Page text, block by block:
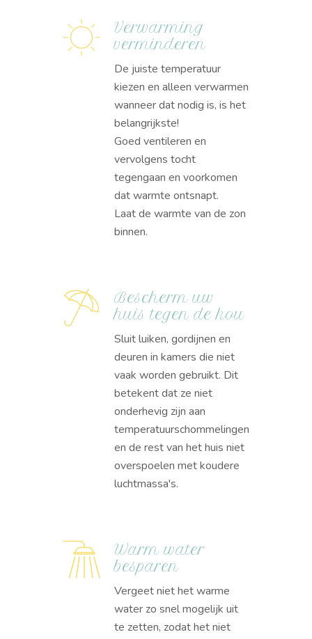
Verwarming
verminderen
De juiste temperatuur
kiezen en alleen verwarmen
wanneer dat nodig is, is het
belangrijkste!
Goed ventileren en
vervolgens tocht
tegengaan en voorkomen
dat warmte ontsnapt.
Laat de warmte van de zon
binnen.
Bescherm uw
huis tegen de kou
Sluit luiken, gordijnen en
deuren in kamers die niet
vaak worden gebruikt. Dit
betekent dat ze niet
onderhevig zijn aan
temperatuurschommelingen
en de rest van het huis niet
overspoelen met koudere
luchtmassa's.
Warm water
besparen
Vergeet niet het warme
water zo snel mogelijk uit
te zetten, zodat het niet